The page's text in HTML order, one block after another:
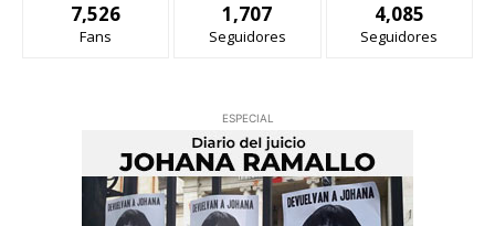
7,526
Fans
1,707
Seguidores
4,085
Seguidores
ESPECIAL